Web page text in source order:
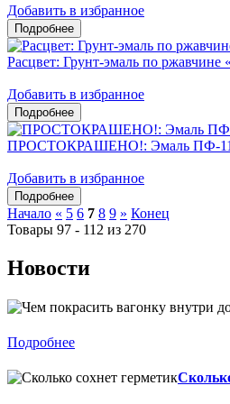
Добавить в избранное
Расцвет: Грунт-эмаль по ржавчине
Добавить в избранное
ПРОСТОКРАШЕНО!: Эмаль ПФ-115
Добавить в избранное
Начало « 5 6 7 8 9 » Конец
Товары 97 - 112 из 270
Новости
Подробнее